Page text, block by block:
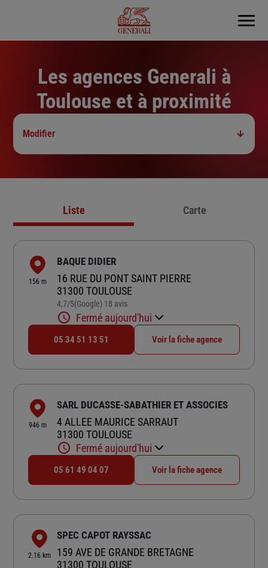
Menu
Les agences Generali à
Toulouse et à proximité
Modifier
Liste Carte
156 m
BAQUE DIDIER
16 RUE DU PONT SAINT PIERRE
31300 TOULOUSE
4,7/5Note de 4.7 sur 5
(Google) 18 avis
Fermé aujourd'hui
05 34 51 13 51 Voir la fiche agence
946 m
SARL DUCASSE-SABATHIER ET ASSOCIES
4 ALLEE MAURICE SARRAUT
31300 TOULOUSE
Fermé aujourd'hui
05 61 49 04 07 Voir la fiche agence
2.16 km
SPEC CAPOT RAYSSAC
159 AVE DE GRANDE BRETAGNE
31300 TOULOUSE